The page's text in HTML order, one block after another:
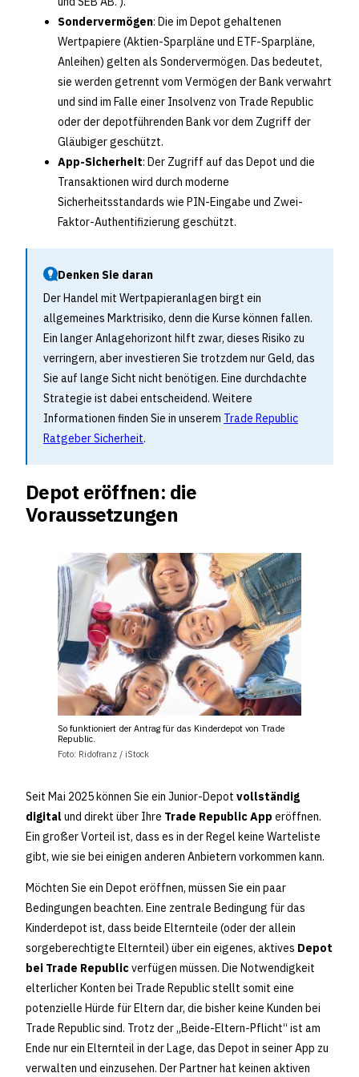
Sondervermögen: Die im Depot gehaltenen
Wertpapiere (Aktien-Sparpläne und ETF-Sparpläne,
Anleihen) gelten als Sondervermögen. Das bedeutet,
sie werden getrennt vom Vermögen der Bank verwahrt
und sind im Falle einer Insolvenz von Trade Republic
oder der depotführenden Bank vor dem Zugriff der
Gläubiger geschützt.
App-Sicherheit: Der Zugriff auf das Depot und die
Transaktionen wird durch moderne
Sicherheitsstandards wie PIN-Eingabe und Zwei-
Faktor-Authentifizierung geschützt.
Denken Sie daran
Der Handel mit Wertpapieranlagen birgt ein
allgemeines Marktrisiko, denn die Kurse können fallen.
Ein langer Anlagehorizont hilft zwar, dieses Risiko zu
verringern, aber investieren Sie trotzdem nur Geld, das
Sie auf lange Sicht nicht benötigen. Eine durchdachte
Strategie ist dabei entscheidend. Weitere
Informationen finden Sie in unserem Trade Republic
Ratgeber Sicherheit.
Depot eröffnen: die
Voraussetzungen
So funktioniert der Antrag für das Kinderdepot von Trade
Republic.
Foto: Ridofranz / iStock
Seit Mai 2025 können Sie ein Junior-Depot vollständig
digitalund direkt über Ihre Trade Republic App eröffnen.
Ein großer Vorteil ist, dass es in der Regel keine Warteliste
gibt, wie sie bei einigen anderen Anbietern vorkommen kann.
Möchten Sie ein Depot eröffnen, müssen Sie ein paar
Bedingungen beachten. Eine zentrale Bedingung für das
Kinderdepot ist, dass beide Elternteile (oder der allein
sorgeberechtigte Elternteil) über ein eigenes, aktives Depot
bei Trade Republicverfügen müssen. Die Notwendigkeit
elterlicher Konten bei Trade Republic stellt somit eine
potenzielle Hürde für Eltern dar, die bisher keine Kunden bei
Trade Republic sind. Trotz der „Beide-Eltern-Pflicht“ ist am
Ende nur ein Elternteil in der Lage, das Depot in seiner App zu
verwalten und einzusehen. Der Partner hat keinen aktiven